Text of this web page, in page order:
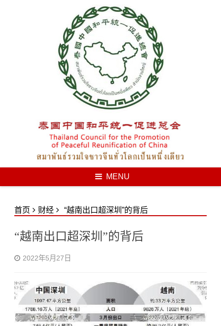
MENU
首页 财经 “越南出口超深圳”的背后
“越南出口超深圳”的背后
2022年5月27日